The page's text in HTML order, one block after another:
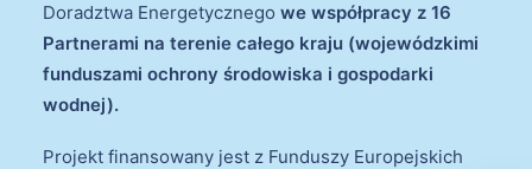
Doradztwa Energetycznego we współpracy z 16
Partnerami na terenie całego kraju (wojewódzkimi
funduszami ochrony środowiska i gospodarki
wodnej).
Projekt finansowany jest z Funduszy Europejskich